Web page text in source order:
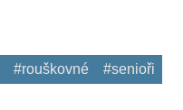
#rouškovné #senioři